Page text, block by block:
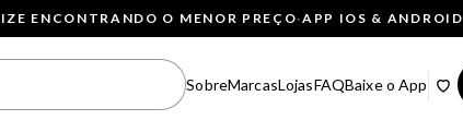
ENCONTRANDO O MENOR PREÇO·APP IOS & ANDROID
SobreMarcasLojasFAQBaixe o App